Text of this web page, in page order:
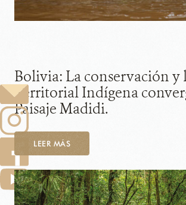
Bolivia: La conservación y
Territorial Indígena
Paisaje Madidi.
LEER MÁS